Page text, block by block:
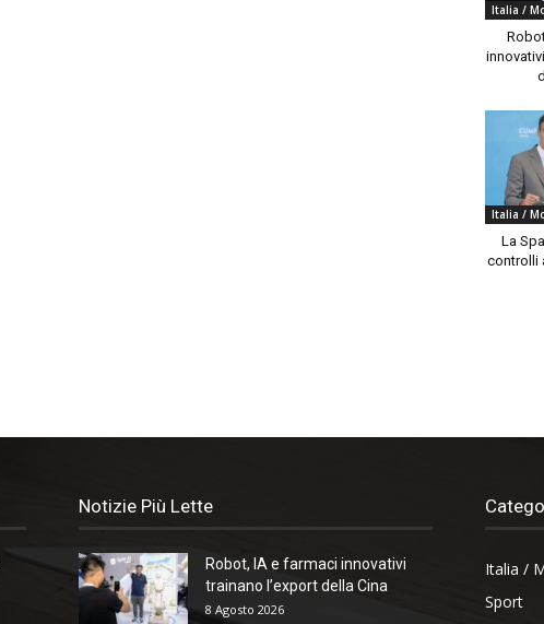
Italia /
Italia /
La
controlli
Notizie Più Lette
Robot, IA e farmaci innovativi
trainano l’export della Cina
8 Agosto 2026
Italia /
Sport